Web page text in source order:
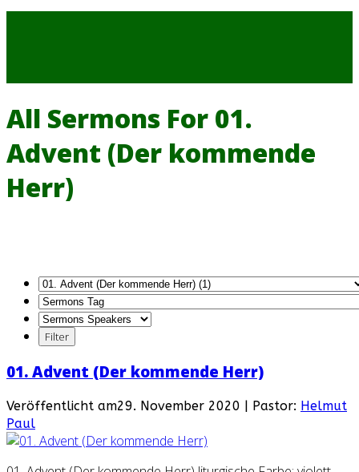
All Sermons For 01.
Advent (Der kommende
Herr)
01. Advent (Der kommende Herr)
Veröffentlicht am29. November 2020 | Pastor: Helmut
Paul